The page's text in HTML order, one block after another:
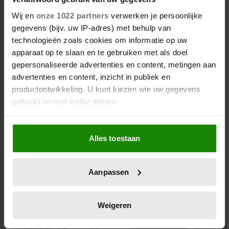
Wij en onze 1022 partners verwerken je persoonlijke
gegevens (bijv. uw IP-adres) met behulp van
technologieën zoals cookies om informatie op uw
apparaat op te slaan en te gebruiken met als doel
gepersonaliseerde advertenties en content, metingen aan
advertenties en content, inzicht in publiek en
productontwikkeling. U kunt kiezen wie uw gegevens
gebruikt en met welke doelen.
Als u het toestaat, willen we ook graag:
Informatie verzamelen over uw geografische
locatie, die tot een paar meter nauwkeurig kan zijn
scannen op specifieke eigenschappen (fingerprinting)
verwerkt en stel uw voorkeuren in het
Alles toestaan
Aanpassen
Weigeren
Creativiteit is geen
toverkunst: je kunt het
gewoon leren (en dat doe je
zo)
Vlekken op de achterbank
na de vakantie? Deze
vlekkenverwijderaar red je
B&B Vol Liefde-Eline
draagt aangrijpend
was mijn grote liefde’